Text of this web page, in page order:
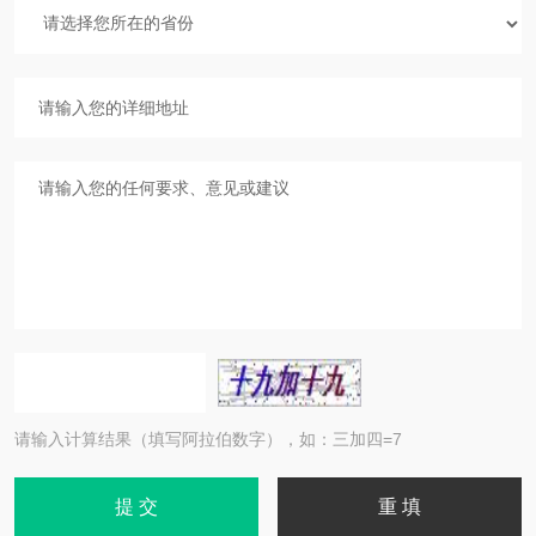
请输入计算结果（填写阿拉伯数字），如：三加四=7